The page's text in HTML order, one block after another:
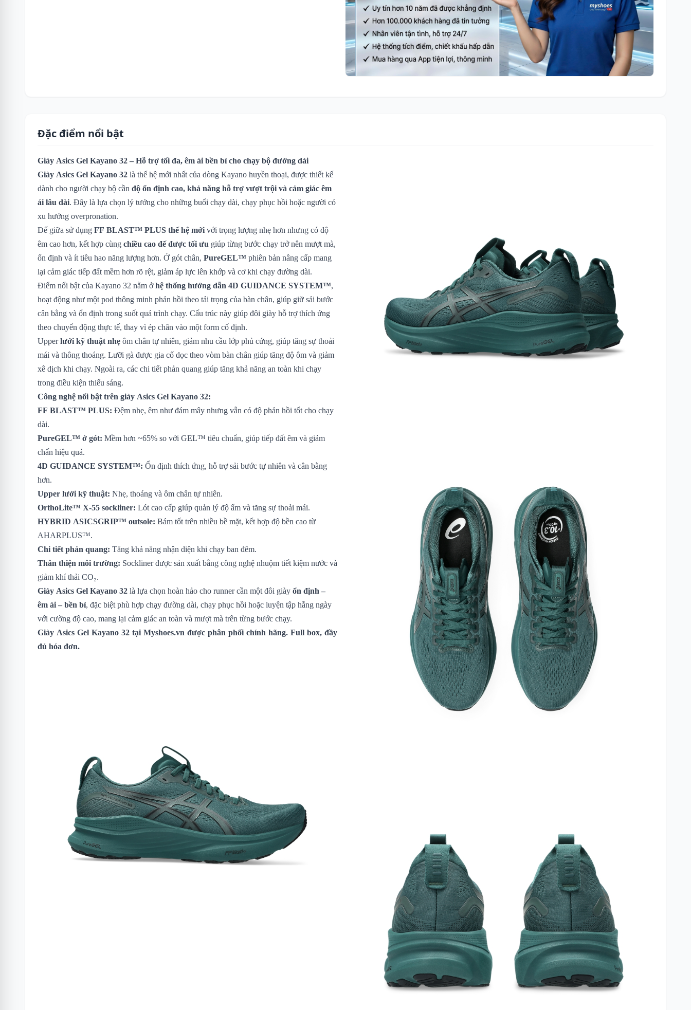
Đặc điểm nổi bật
Giày Asics Gel Kayano 32 – Hỗ trợ tối đa, êm ái bền bỉ cho chạy bộ đường dài
Giày Asics Gel Kayano 32 là thế hệ mới nhất của dòng Kayano huyền thoại, được thiết kế
dành cho người chạy bộ cần độ ổn định cao, khả năng hỗ trợ vượt trội và cảm giác êm
ái lâu dài. Đây là lựa chọn lý tưởng cho những buổi chạy dài, chạy phục hồi hoặc người có
xu hướng overpronation.
Đế giữa sử dụng FF BLAST™ PLUS thế hệ mới với trọng lượng nhẹ hơn nhưng có độ
êm cao hơn, kết hợp cùng chiều cao đế được tối ưu giúp từng bước chạy trở nên mượt mà,
ổn định và ít tiêu hao năng lượng hơn. Ở gót chân, PureGEL™ phiên bản nâng cấp mang
lại cảm giác tiếp đất mềm hơn rõ rệt, giảm áp lực lên khớp và cơ khi chạy đường dài.
Điểm nổi bật của Kayano 32 nằm ởhệ thống hướng dẫn 4D GUIDANCE SYSTEM™,
hoạt động như một pod thông minh phản hồi theo tải trọng của bàn chân, giúp giữ sải bước
cân bằng và ổn định trong suốt quá trình chạy. Cấu trúc này giúp đôi giày hỗ trợ thích ứng
theo chuyển động thực tế, thay vì ép chân vào một form cố định.
Upperlưới kỹ thuật nhẹ ôm chân tự nhiên, giảm nhu cầu lớp phủ cứng, giúp tăng sự thoải
mái và thông thoáng. Lưỡi gà được gia cố dọc theo vòm bàn chân giúp tăng độ ôm và giảm
xê dịch khi chạy. Ngoài ra, các chi tiết phản quang giúp tăng khả năng an toàn khi chạy
trong điều kiện thiếu sáng.
Công nghệ nổi bật trên giày Asics Gel Kayano 32:
FF BLAST™ PLUS: Đệm nhẹ, êm như đám mây nhưng vẫn có độ phản hồi tốt cho chạy
dài.
PureGEL™ ở gót: Mềm hơn ~65% so với GEL™ tiêu chuẩn, giúp tiếp đất êm và giảm
chấn hiệu quả.
4D GUIDANCE SYSTEM™: Ổn định thích ứng, hỗ trợ sải bước tự nhiên và cân bằng
hơn.
Upper lưới kỹ thuật: Nhẹ, thoáng và ôm chân tự nhiên.
OrthoLite™ X-55 sockliner: Lót cao cấp giúp quản lý độ ẩm và tăng sự thoải mái.
HYBRID ASICSGRIP™ outsole: Bám tốt trên nhiều bề mặt, kết hợp độ bền cao từ
AHARPLUS™.
Chi tiết phản quang: Tăng khả năng nhận diện khi chạy ban đêm.
Thân thiện môi trường: Sockliner được sản xuất bằng công nghệ nhuộm tiết kiệm nước và
giảm khí thải CO₂.
Giày Asics Gel Kayano 32 là lựa chọn hoàn hảo cho runner cần một đôi giày ổn định –
êm ái – bền bỉ, đặc biệt phù hợp chạy đường dài, chạy phục hồi hoặc luyện tập hằng ngày
với cường độ cao, mang lại cảm giác an toàn và mượt mà trên từng bước chạy.
Giày Asics Gel Kayano 32 tại Myshoes.vn được phân phối chính hãng. Full box, đầy
đủ hóa đơn.